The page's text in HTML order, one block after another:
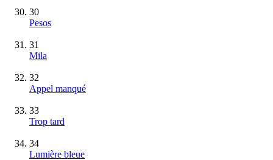
30
Pesos
31
Mila
32
Appel manqué
33
Trop tard
34
Lumière bleue